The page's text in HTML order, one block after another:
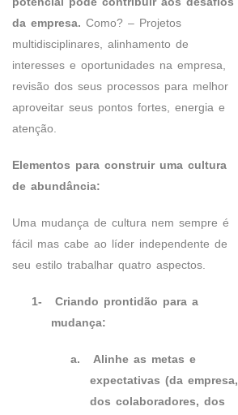
da empresa. Como? – Projetos
multidisciplinares, alinhamento de
interesses e oportunidades na empresa,
revisão dos seus processos para melhor
aproveitar seus pontos fortes, energia e
atenção.
Elementos para construir uma cultura
de abundância:
Uma mudança de cultura nem sempre é
fácil mas cabe ao líder independente de
seu estilo trabalhar quatro aspectos.
1-
Criando prontidão para a
mudança:
a.
Alinhe as metas e
expectativas (da empresa,
dos colaboradores, dos